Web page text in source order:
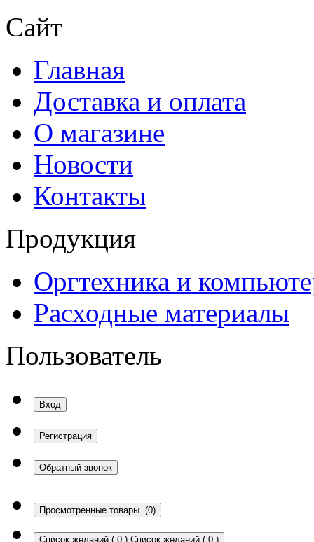
Сайт
Главная
Доставка и оплата
О магазине
Новости
Контакты
Продукция
Оргтехника и
Расходные материалы
Пользователь
Вход
Регистрация
Обратный звонок
Просмотренные товары (0)
Список желаний ( 0 ) Список желаний ( 0 )